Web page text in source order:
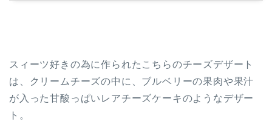
スィーツ好きの為に作られたこちらのチーズデザート
は、クリームチーズの中に、ブルベリーの果肉や果汁
が入った甘酸っぱいレアチーズケーキのようなデザー
ト。